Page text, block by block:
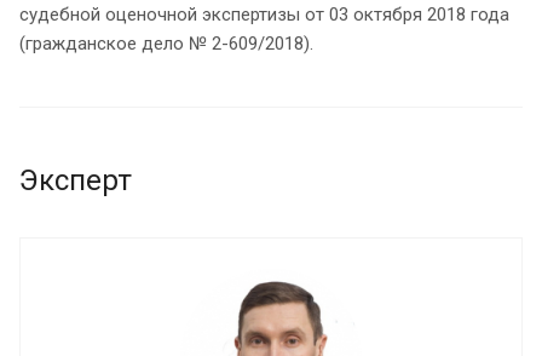
судебной оценочной экспертизы от 03 октября 2018 года
(гражданское дело № 2-609/2018).
Эксперт